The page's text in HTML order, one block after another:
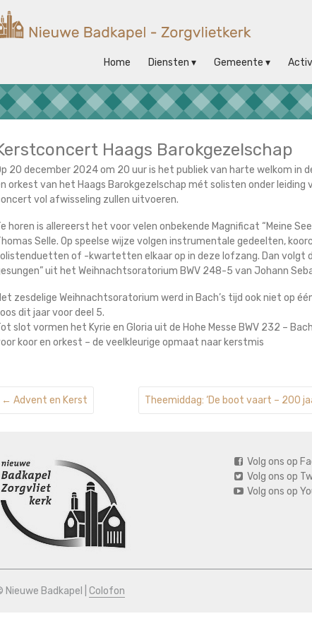
Home Diensten Gemeente
Haags Barokgezelschap
20 december 2024 om 20 uur is het publiek van harte welkom in
orkest van het Haags Barokgezelschap mét solisten onder leiding
vol afwisseling zullen uitvoeren.
horen is allereerst het voor velen onbekende Magnificat “Meine
Selle. Op speelse wijze volgen instrumentale gedeelten,
of -kwartetten elkaar op in deze lofzang. Dan volgt
uit het Weihnachtsoratorium BWV 248-5 van Johann
zesdelige Weihnachtsoratorium werd in Bach’s tijd ook niet op
dit jaar voor deel 5.
slot vormen het Kyrie en Gloria uit de Hohe Messe BWV 232 –
koor en orkest – de veelkleurige opmaat naar kerstmis
← Advent en Kerst Theemiddag: ‘De boot vaart – 200
Volg ons op
Volg ons op
Volg ons op
Nieuwe Badkapel | Colofon